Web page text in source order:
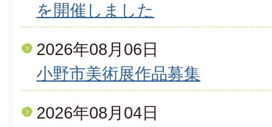
を開催しました
2026年08月06日
小野市美術展作品募集
2026年08月04日